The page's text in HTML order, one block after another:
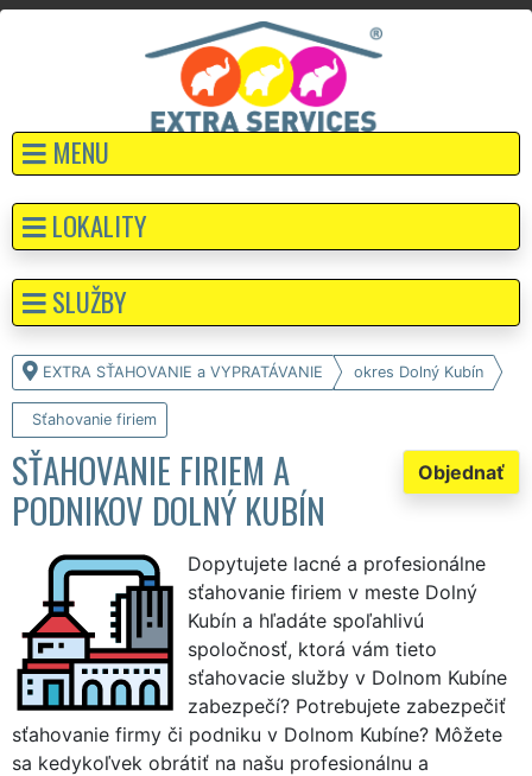
MENU
EXTRA SŤAHOVANIE a VYPRATÁVANIE okres Dolný Kubín
Sťahovanie firiem
Objednať
SŤAHOVANIE FIRIEM A
PODNIKOV DOLNÝ KUBÍN
Dopytujete lacné a profesionálne
sťahovanie firiem v meste Dolný
Kubín a hľadáte spoľahlivú
spoločnosť, ktorá vám tieto
sťahovacie služby v Dolnom Kubíne
zabezpečí? Potrebujete zabezpečiť
sťahovanie firmy či podniku v Dolnom Kubíne? Môžete
sa kedykoľvek obrátiť na našu profesionálnu a
LOKALITY
SLUŽBY